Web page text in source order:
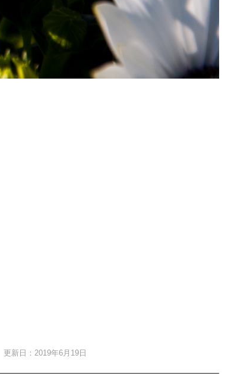
更新日：2019年6月19日